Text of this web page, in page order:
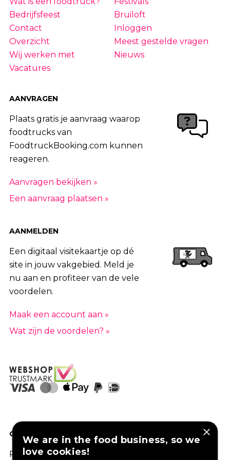
Bedrijfsfeest
Bruiloft
Contact
Inloggen
Overzicht
Meest gestelde vragen
Wij werken met
Nieuws
Vacatures
AANVRAGEN
Plaats gratis je aanvraag waarop
foodtrucks van
FoodtruckBooking.com kunnen
reageren.
Aanvragen bekijken »
Een aanvraag plaatsen »
AANMELDEN
Een digitaal visitekaartje op dé
site in jouw vakgebied. Meld je
nu aan en profiteer van de vele
voordelen.
Maak een account aan »
Wat zijn de voordelen? »
GOED VERZEKERD ONDERNEMEN?
Profiteer van een aantrekkelijke premie via
×
We are in the food business, so we
love cookies!